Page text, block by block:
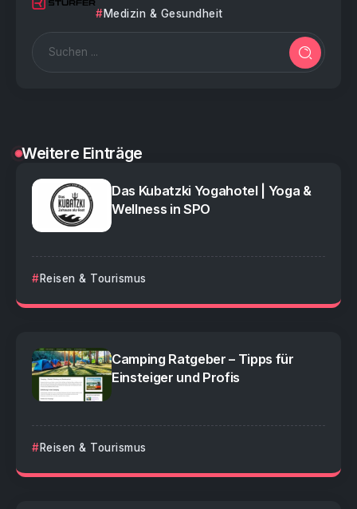
Medizin & Gesundheit
Weitere Einträge
Das Kubatzki Yogahotel | Yoga &
Wellness in SPO
Reisen & Tourismus
Camping Ratgeber – Tipps für
Einsteiger und Profis
Reisen & Tourismus